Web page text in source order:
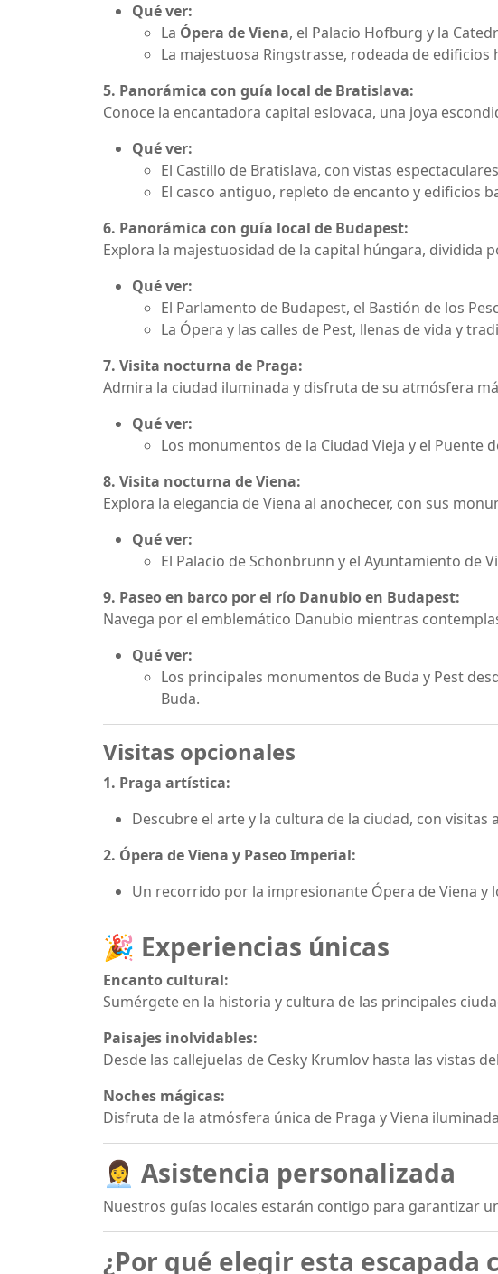
Qué ver:
La Ópera de Viena, el Palacio Hofburg y la
La majestuosa Ringstrasse, rodeada de edificios
5. Panorámica con guía local de Bratislava:
Conoce la encantadora capital eslovaca, una joya
Qué ver:
El Castillo de Bratislava, con vistas
El casco antiguo, repleto de encanto y edificios
6. Panorámica con guía local de Budapest:
Explora la majestuosidad de la capital húngara, dividida
Qué ver:
El Parlamento de Budapest, el Bastión de los
La Ópera y las calles de Pest, llenas de vida y
7. Visita nocturna de Praga:
Admira la ciudad iluminada y disfruta de su atmósfera
Qué ver:
Los monumentos de la Ciudad Vieja y el Puente
8. Visita nocturna de Viena:
Explora la elegancia de Viena al anochecer, con sus
Qué ver:
El Palacio de Schönbrunn y el Ayuntamiento de
9. Paseo en barco por el río Danubio en Budapest:
Navega por el emblemático Danubio mientras
Qué ver:
Los principales monumentos de Buda y Pest
Buda.
Visitas opcionales
1. Praga artística:
Descubre el arte y la cultura de la ciudad, con
2. Ópera de Viena y Paseo Imperial:
Un recorrido por la impresionante Ópera de Viena y
🎉 Experiencias únicas
Encanto cultural:
Sumérgete en la historia y cultura de las principales
Paisajes inolvidables:
Desde las callejuelas de Cesky Krumlov hasta las vistas
Noches mágicas:
Disfruta de la atmósfera única de Praga y Viena
👩‍💼 Asistencia personalizada
Nuestros guías locales estarán contigo para garantizar
¿Por qué elegir esta escapada